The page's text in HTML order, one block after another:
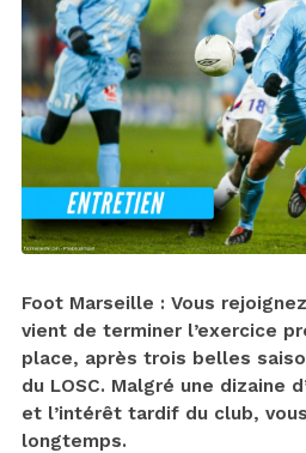
Foot Marseille : Vous
vient de terminer l’exercice
place, après trois belles
du LOSC. Malgré une dizaine
et l’intérêt tardif du club,
longtemps.